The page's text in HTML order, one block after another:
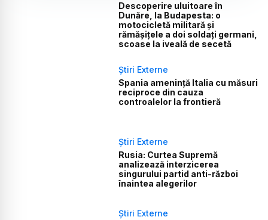
Descoperire uluitoare în
Dunăre, la Budapesta: o
motocicletă militară și
rămășițele a doi soldați germani,
scoase la iveală de secetă
Știri Externe
Spania amenință Italia cu măsuri
reciproce din cauza
controalelor la frontieră
Știri Externe
Rusia: Curtea Supremă
analizează interzicerea
singurului partid anti-război
înaintea alegerilor
Știri Externe